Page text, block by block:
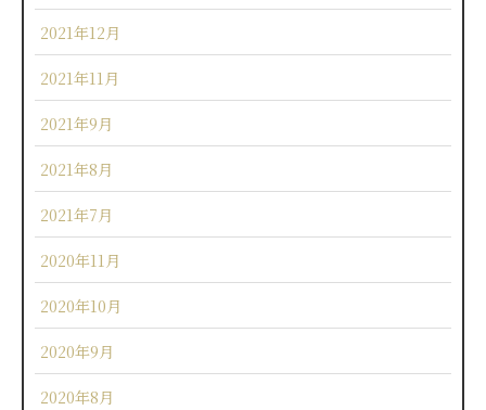
2021年12月
2021年11月
2021年9月
2021年8月
2021年7月
2020年11月
2020年10月
2020年9月
2020年8月